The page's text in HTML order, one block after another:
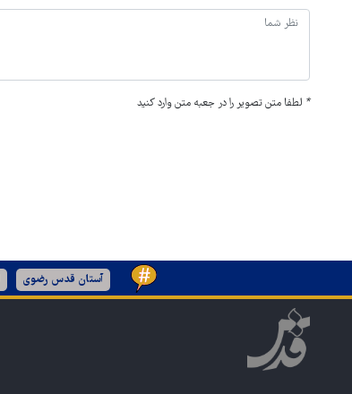
* لطفا متن تصویر را در جعبه متن وارد کنید
آستان قدس رضوی